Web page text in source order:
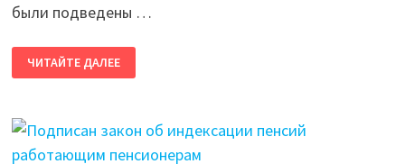
были подведены …
ИТОГОВОЕ
ЗАСЕДАНИЕ
ОБЩЕСТВЕННОГО
ЗАГС
ООДМС
ЧИТАЙТЕ ДАЛЕЕ